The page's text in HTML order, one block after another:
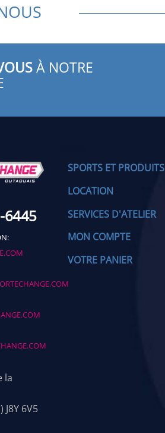
À NOTRE
6445
la
J8Y 6V5
SPORTS ET PRODUITS
LOCATION
SERVICES D'ATELIER
MON COMPTE
VOTRE PANIER